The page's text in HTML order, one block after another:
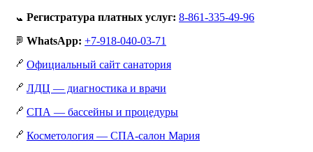
📞 Регистратура платных услуг: 8-861-335-49-96
💬 WhatsApp: +7-918-040-03-71
🔗 Официальный сайт санатория
🔗 ЛДЦ — диагностика и врачи
🔗 СПА — бассейны и процедуры
🔗 Косметология — СПА-салон Мария